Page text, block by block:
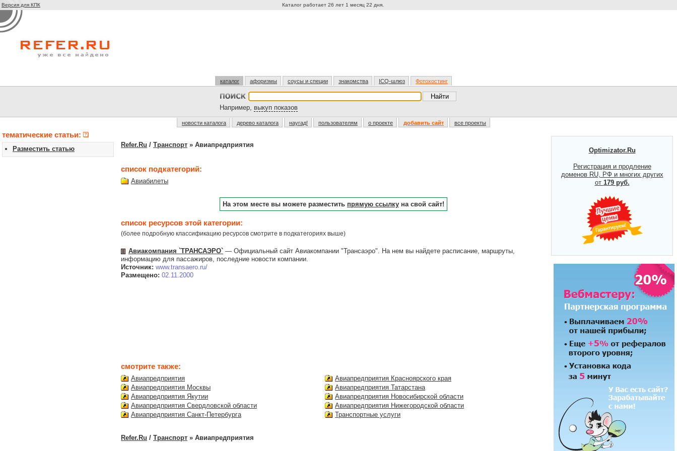
Версия для КПК Каталог работает 26 лет 1 месяц 22 дня.
каталог афоризмы соусы и специи знакомства ICQ-шлюз Фотохостинг
Например, выкуп показов
новости каталога дерево каталога наугад! пользователям о проекте добавить сайт все проекты
тематические статьи:
Разместить статью
Refer.Ru / Транспорт » Авиапредприятия
список подкатегорий:
Авиабилеты
На этом месте вы можете разместить прямую ссылку на свой сайт!
список ресурсов этой категории:
(более подробную классификацию ресурсов смотрите в подкатегориях выше)
Авиакомпания `ТРАНСАЭРО` — Официальный сайт Авиакомпании "Трансаэро". На нем вы найдете расписание, маршруты,
информацию для пассажиров, последние новости компании.
Источник: www.transaero.ru/
Размещено: 02.11.2000
смотрите также:
Авиапредприятия
Авиапредприятия Москвы
Авиапредприятия Якутии
Авиапредприятия Свердловской области
Авиапредприятия Санкт-Петербурга
Авиапредприятия Красноярского края
Авиапредприятия Татарстана
Авиапредприятия Новосибирской области
Авиапредприятия Нижегородской области
Транспортные услуги
Refer.Ru / Транспорт » Авиапредприятия
Optimizator.Ru
Регистрация и продление
доменов RU, РФ и многих других
от 179 руб.